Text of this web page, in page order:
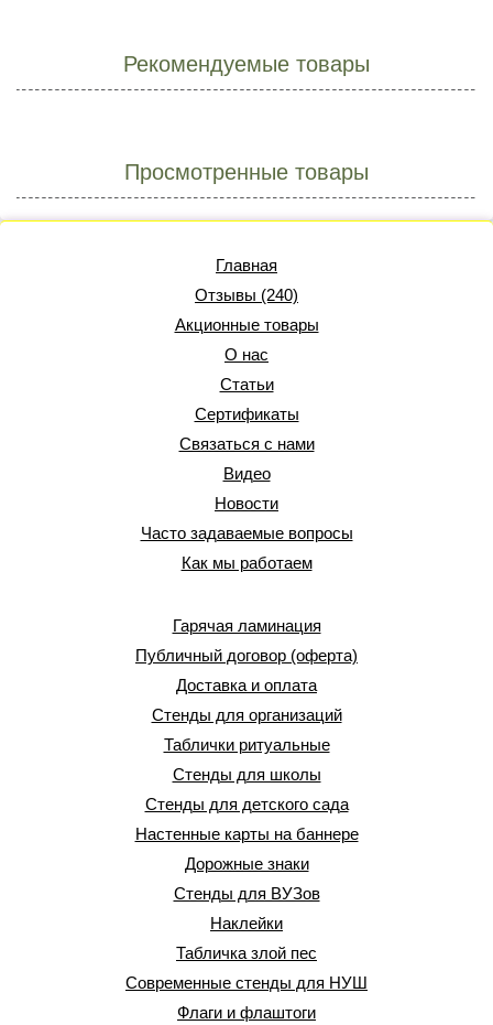
Рекомендуемые товары
Просмотренные товары
Главная
Отзывы (240)
Акционные товары
О нас
Статьи
Сертификаты
Связаться с нами
Видео
Новости
Часто задаваемые вопросы
Как мы работаем
Гарячая ламинация
Публичный договор (оферта)
Доставка и оплата
Стенды для организаций
Таблички ритуальные
Стенды для школы
Стенды для детского сада
Настенные карты на баннере
Дорожные знаки
Стенды для ВУЗов
Наклейки
Табличка злой пес
Современные стенды для НУШ
Флаги и флаштоги